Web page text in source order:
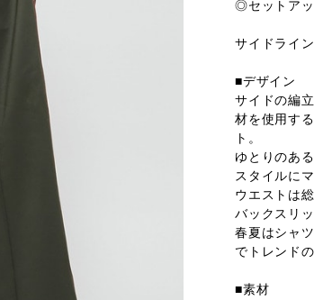
◎セットアッ
サイドライ
■デザイン
サイドの編
材を使用す
ト。
ゆとりのあ
スタイルに
ウエストは
バックスリ
春夏はシャ
でトレンド
■素材